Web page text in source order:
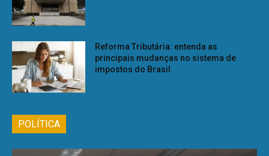
Reforma Tributária: entenda as
principais mudanças no sistema de
impostos do Brasil
POLÍTICA